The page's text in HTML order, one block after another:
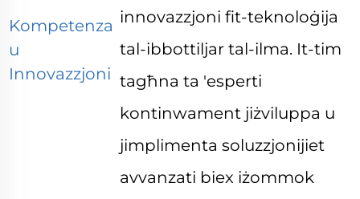
Kompetenza
u
Innovazzjoni
innovazzjoni fit-teknoloġija
tal-ibbottiljar tal-ilma. It-tim
tagħna ta 'esperti
kontinwament jiżviluppa u
jimplimenta soluzzjonijiet
avvanzati biex iżommok